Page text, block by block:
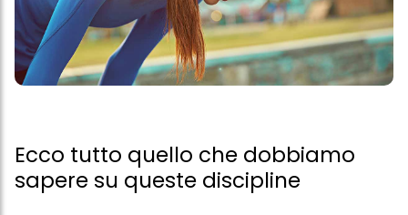
Ecco tutto quello che dobbiamo
sapere su queste discipline